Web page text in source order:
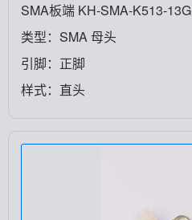
SMA板端 KH-SMA-K513-13G
类型：SMA 母头
引脚：正脚
样式：直头